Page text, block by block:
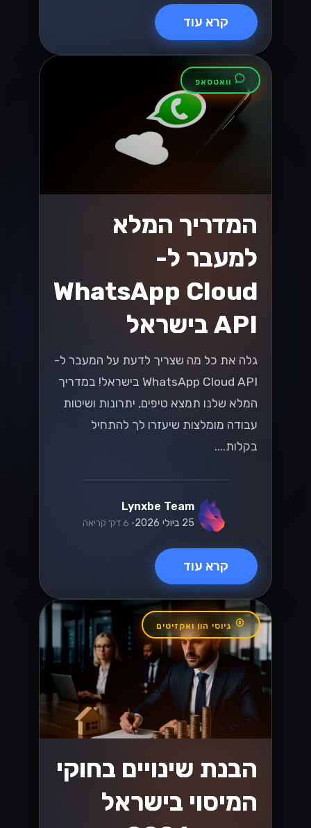
וואטסאפ
מקסום ה-
WhatsApp
Business API
עבור SMBs
ישראליים
שחררו את הפוטנציאל של ה-WhatsApp
Business API עבור SMBs ישראליים! גלו
כיצד לשפר את המעורבות של הלקוחות
ולהניע מכירות בשוק תחרותי....
Lynxbe Team
וואטסאפ
הזדמנויות חדשות
עם WhatsApp
Cloud API